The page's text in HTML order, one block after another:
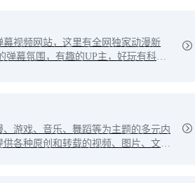
幕视频网站，这里有全网独家动漫新
弹幕氛围，有趣的UP主，好玩有科技
、游戏、音乐、舞蹈等为主题的多元内
供各种原创和转载的视频、图片、文字